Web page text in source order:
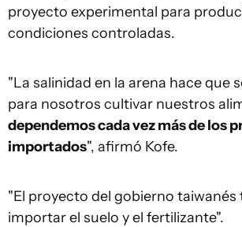
proyecto experimental para
condiciones controladas.
"La salinidad en la arena hace que
para nosotros cultivar nuestros
dependemos cada vez más de los
importados", afirmó Kofe.
"El proyecto del gobierno taiwanés
importar el suelo y el fertilizante".